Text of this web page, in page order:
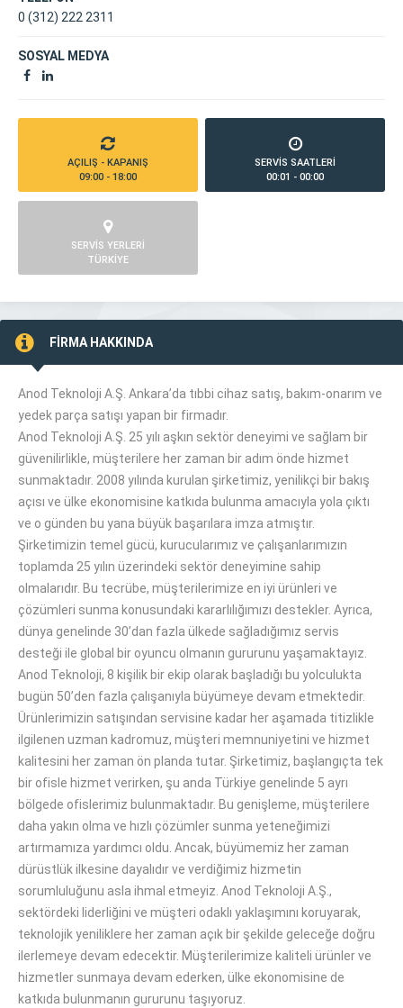
0 (312) 222 2311
SOSYAL MEDYA
AÇILIŞ - KAPANIŞ
09:00 - 18:00
SERVİS SAATLERİ
00:01 - 00:00
SERVİS YERLERİ
TÜRKİYE
FİRMA HAKKINDA
Anod Teknoloji A.Ş. Ankara’da tıbbi cihaz satış, bakım-onarım ve
yedek parça satışı yapan bir firmadır.
Anod Teknoloji A.Ş. 25 yılı aşkın sektör deneyimi ve sağlam bir
güvenilirlikle, müşterilere her zaman bir adım önde hizmet
sunmaktadır. 2008 yılında kurulan şirketimiz, yenilikçi bir bakış
açısı ve ülke ekonomisine katkıda bulunma amacıyla yola çıktı
ve o günden bu yana büyük başarılara imza atmıştır.
Şirketimizin temel gücü, kurucularımız ve çalışanlarımızın
toplamda 25 yılın üzerindeki sektör deneyimine sahip
olmalarıdır. Bu tecrübe, müşterilerimize en iyi ürünleri ve
çözümleri sunma konusundaki kararlılığımızı destekler. Ayrıca,
dünya genelinde 30’dan fazla ülkede sağladığımız servis
desteği ile global bir oyuncu olmanın gururunu yaşamaktayız.
Anod Teknoloji, 8 kişilik bir ekip olarak başladığı bu yolculukta
bugün 50’den fazla çalışanıyla büyümeye devam etmektedir.
Ürünlerimizin satışından servisine kadar her aşamada titizlikle
ilgilenen uzman kadromuz, müşteri memnuniyetini ve hizmet
kalitesini her zaman ön planda tutar. Şirketimiz, başlangıçta tek
bir ofisle hizmet verirken, şu anda Türkiye genelinde 5 ayrı
bölgede ofislerimiz bulunmaktadır. Bu genişleme, müşterilere
daha yakın olma ve hızlı çözümler sunma yeteneğimizi
artırmamıza yardımcı oldu. Ancak, büyümemiz her zaman
dürüstlük ilkesine dayalıdır ve verdiğimiz hizmetin
sorumluluğunu asla ihmal etmeyiz. Anod Teknoloji A.Ş.,
sektördeki liderliğini ve müşteri odaklı yaklaşımını koruyarak,
teknolojik yeniliklere her zaman açık bir şekilde geleceğe doğru
ilerlemeye devam edecektir. Müşterilerimize kaliteli ürünler ve
hizmetler sunmaya devam ederken, ülke ekonomisine de
katkıda bulunmanın gururunu taşıyoruz.